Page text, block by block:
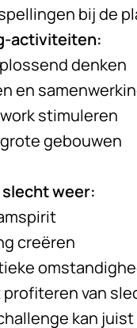
bij de
activiteiten:
denken
en
stimuleren
gebouwen
weer:
creëren
van
kan